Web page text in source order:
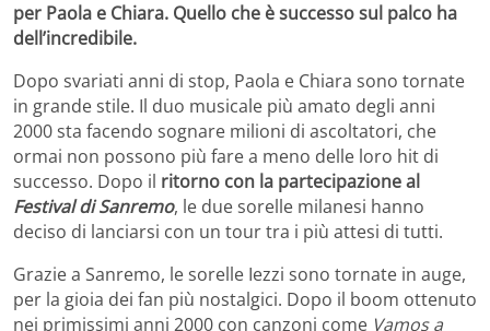
per Paola e Chiara. Quello che è successo sul palco ha
dell’incredibile.
Dopo svariati anni di stop, Paola e Chiara sono tornate
in grande stile. Il duo musicale più amato degli anni
2000 sta facendo sognare milioni di ascoltatori, che
ormai non possono più fare a meno delle loro hit di
successo. Dopo il ritorno con la partecipazione al
Festival di Sanremo, le due sorelle milanesi hanno
deciso di lanciarsi con un tour tra i più attesi di tutti.
Grazie a Sanremo, le sorelle Iezzi sono tornate in auge,
per la gioia dei fan più nostalgici. Dopo il boom ottenuto
nei primissimi anni 2000 con canzoni come Vamos a